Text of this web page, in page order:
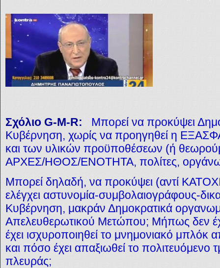
Σχόλιο G-M-R: Μπορεί να προκύψει
Κυβέρνηση, χωρίς να προηγηθεί η
και των υλικών προϋποθέσεων (ή
ΑΡΧΕΣ/ΗΘΟΣ/ΕΝΟΤΗΤΑ, πολίτες,
Μπορεί δηλαδή, να προκύψει (αντί
ελέγχει αστυνομία-συμβολαιογράφους-
Κυβέρνηση, μακράν Δημοκρατικά
Απελευθερωτικού Μετώπου; Μήπως δεν
έχει ισχυροποιηθεί το μνημονιακό μπλόκ
και πόσο έχει απαξιωθεί το πολιτευόμενο
πλευράς;